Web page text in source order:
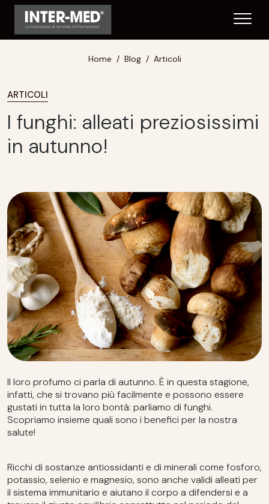
Home Blog Articoli
ARTICOLI
I funghi: alleati preziosissimi
in autunno!
Il loro profumo ci parla di autunno. È in questa stagione,
infatti, che si trovano più facilmente e possono essere
gustati in tutta la loro bontà: parliamo di funghi.
Scopriamo insieme quali sono i benefici per la nostra
salute!
Ricchi di sostanze antiossidanti e di minerali come fosforo,
potassio, selenio e magnesio, sono anche validi alleati per
il sistema immunitario e aiutano il corpo a difendersi e a